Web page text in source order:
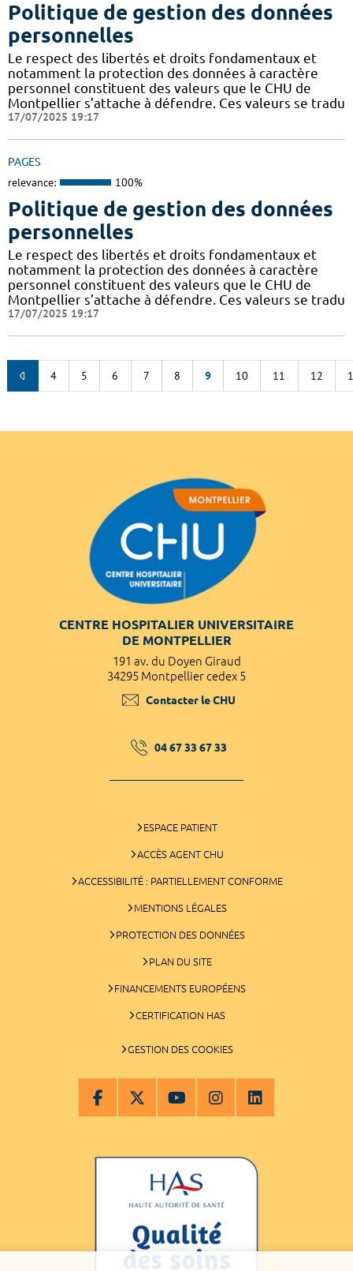
Politique de gestion des données
personnelles
Le respect des libertés et droits fondamentaux et
notamment la protection des données à caractère
personnel constituent des valeurs que le CHU de
Montpellier s’attache à défendre. Ces valeurs se tradu
17/07/2025 19:17
PAGES
relevance: 100%
Politique de gestion des données
personnelles
Le respect des libertés et droits fondamentaux et
notamment la protection des données à caractère
personnel constituent des valeurs que le CHU de
Montpellier s’attache à défendre. Ces valeurs se tradu
17/07/2025 19:17
4 5 6 7 8 9 10 11 12
CENTRE HOSPITALIER UNIVERSITAIRE
DE MONTPELLIER
191 av. du Doyen Giraud
34295 Montpellier cedex 5
Contacter le CHU
04 67 33 67 33
ESPACE PATIENT
ACCÈS AGENT CHU
ACCESSIBILITÉ : PARTIELLEMENT CONFORME
MENTIONS LÉGALES
PROTECTION DES DONNÉES
PLAN DU SITE
FINANCEMENTS EUROPÉENS
CERTIFICATION HAS
GESTION DES COOKIES